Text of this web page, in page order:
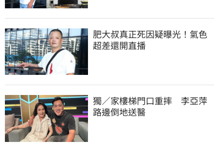
肥大叔真正死因疑曝光！氣色
超差還開直播
獨／家樓梯門口重摔　李亞萍
路邊倒地送醫